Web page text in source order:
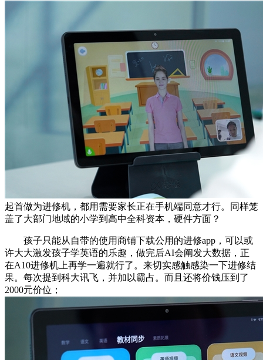
起首做为进修机，都用需要家长正在手机端同意才行。同样笼
盖了大部门地域的小学到高中全科资本，硬件方面？
孩子只能从自带的使用商铺下载公用的进修app，可以或
许大大激发孩子学英语的乐趣，做完后AI会阐发大数据，正
在A10进修机上再学一遍就行了。来切实感触感染一下进修结
果。每次提到科大讯飞，并加以霸占。而且还将价钱压到了
2000元价位；